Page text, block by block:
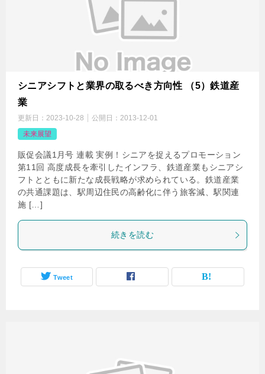
シニアシフトと業界の取るべき方向性 （5）鉄道産
業
更新日： 2023-10-28 公開日： 2013-12-01
未来展望
販促会議1月号 連載 実例！シニアを捉えるプロモーション
第11回 高度成長を牽引したインフラ、鉄道産業もシニアシ
フトとともに新たな成長戦略が求められている。鉄道産業
の共通課題は、駅周辺住民の高齢化に伴う旅客減、駅関連
施 […]
続きを読む
Tweet